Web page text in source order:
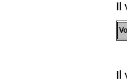
Il
Il